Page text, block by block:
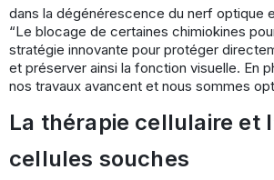
dans la dégénérescence du nerf optique
“Le blocage de certaines chimiokines
stratégie innovante pour protéger
et préserver ainsi la fonction visuelle. En
nos travaux avancent et nous sommes
La thérapie cellulaire et
cellules souches